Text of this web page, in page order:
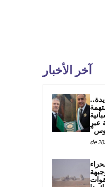
آخر الأخبار
عبر
6% وجبهة